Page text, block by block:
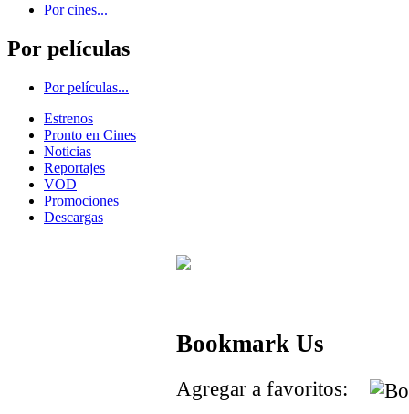
Por cines...
Por películas
Por películas...
Estrenos
Pronto en Cines
Noticias
Reportajes
VOD
Promociones
Descargas
Bookmark Us
Agregar a favoritos: